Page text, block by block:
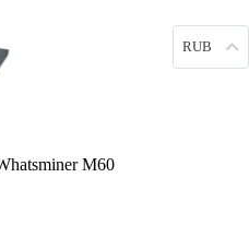
M60
RUB